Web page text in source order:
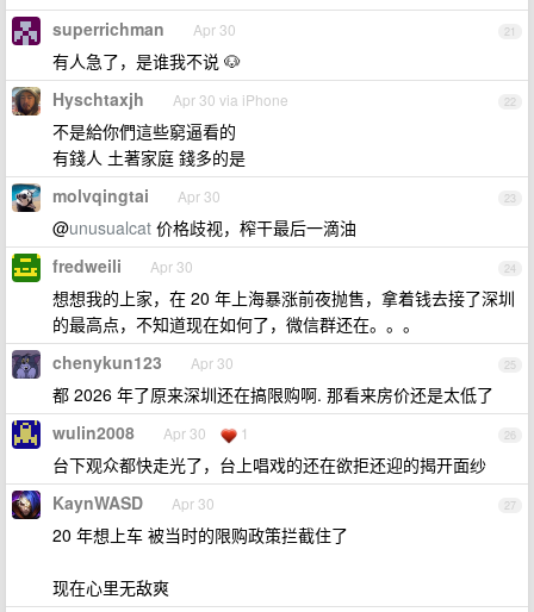
21
superrichman Apr 30
有人急了，是谁我不说 🐶
22
Hyschtaxjh Apr 30 via iPhone
不是給你們這些窮逼看的
有錢人 土著家庭 錢多的是
23
molvqingtai Apr 30
@unusualcat 价格歧视，榨干最后一滴油
24
fredweili Apr 30
想想我的上家，在 20 年上海暴涨前夜抛售，拿着钱去接了深圳
的最高点，不知道现在如何了，微信群还在。。。
25
chenykun123 Apr 30
都 2026 年了原来深圳还在搞限购啊. 那看来房价还是太低了
26
wulin2008 Apr 30 1
台下观众都快走光了，台上唱戏的还在欲拒还迎的揭开面纱
27
KaynWASD Apr 30
20 年想上车 被当时的限购政策拦截住了
现在心里无敌爽